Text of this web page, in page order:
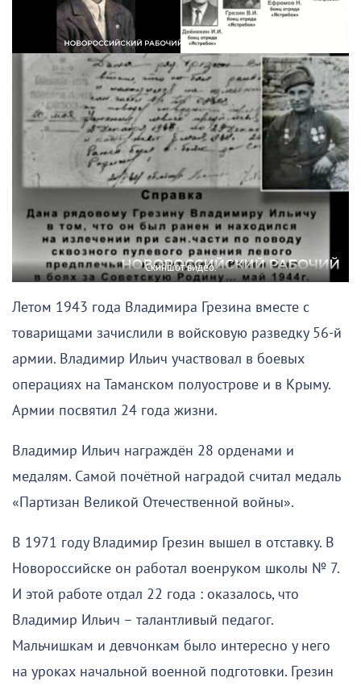
Скиншот видео.
Летом 1943 года Владимира Грезина вместе с
товарищами зачислили в войсковую разведку 56-й
армии. Владимир Ильич участвовал в боевых
операциях на Таманском полуострове и в Крыму.
Армии посвятил 24 года жизни.
Владимир Ильич награждён 28 орденами и
медалям. Самой почётной наградой считал медаль
«Партизан Великой Отечественной войны».
В 1971 году Владимир Грезин вышел в отставку. В
Новороссийске он работал военруком школы № 7.
И этой работе отдал 22 года : оказалось, что
Владимир Ильич – талантливый педагог.
Мальчишкам и девчонкам было интересно у него
на уроках начальной военной подготовки. Грезин